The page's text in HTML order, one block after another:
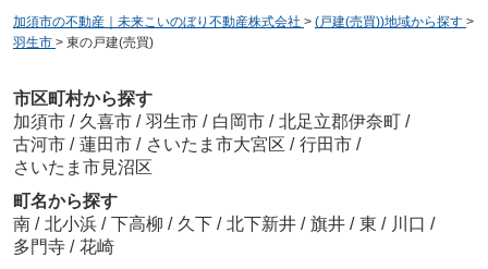
加須市の不動産｜未来こいのぼり不動産株式会社 > (戸建(売買))地域から探す >
羽生市 > 東の戸建(売買)
市区町村から探す
加須市 / 久喜市 / 羽生市 / 白岡市 / 北足立郡伊奈町 /
古河市 / 蓮田市 / さいたま市大宮区 / 行田市 /
さいたま市見沼区
町名から探す
南 / 北小浜 / 下高柳 / 久下 / 北下新井 / 旗井 / 東 / 川口 /
多門寺 / 花崎